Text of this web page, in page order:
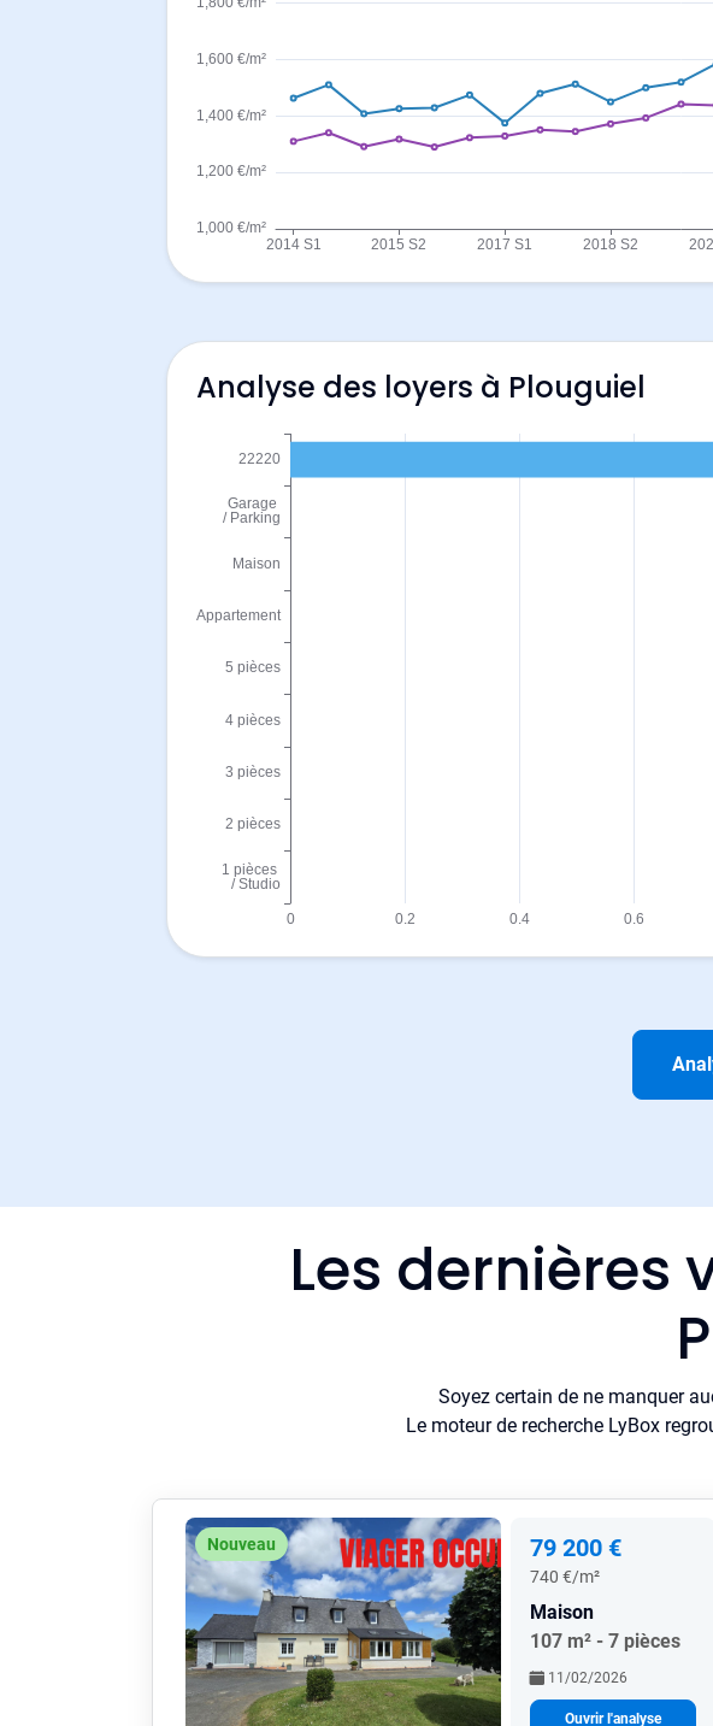
Analyse des loyers à Plouguiel
Les dernières
Soyez certain de ne manquer
Le moteur de recherche LyBox
Nouveau 79 200 €
740 €/m²
Maison
107 m² - 7 pièces
11/02/2026
Ouvrir l'analyse